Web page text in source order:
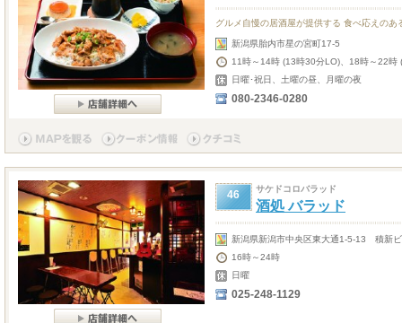
グルメ自慢の居酒屋が提供する 食べ応えのあ
新潟県胎内市星の宮町17-5
11時～14時 (13時30分LO)、18時～22時
日曜･祝日、土曜の昼、月曜の夜
080-2346-0280
46 サケドコロバラッド
酒処 バラッド
新潟県新潟市中央区東大通1-5-13 積新
16時～24時
日曜
025-248-1129